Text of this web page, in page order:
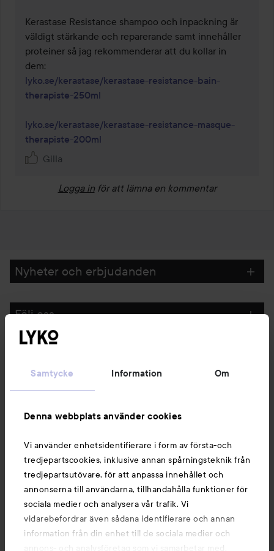
Samtycke Information Om
Denna webbplats använder cookies
Vi använder enhetsidentifierare i form av första-och
tredjepartscookies, inklusive annan spårningsteknik från
tredjepartsutövare, för att anpassa innehållet och
annonserna till användarna, tillhandahålla funktioner för
sociala medier och analysera vår trafik. Vi
vidarebefordrar även sådana identifierare och annan
information från din enhet till de sociala medier och
annons- och analysföretag som vi samarbetar med.
Kerastase Resistance shampoo och inpackning är
väldigt stärkande och reparerande samt innehåller
proteiner så jag rekommenderar att du kollar in
lyko.se/kerastase/kerastase-resistance-bain-
therapiste-250ml
lyko.se/kerastase/kerastase-resistance-masque-
therapiste-200ml
Gilla
Logga in för att lämna en kommentar
Nyheter och erbjudanden
Följ oss
Du kanske också gillar